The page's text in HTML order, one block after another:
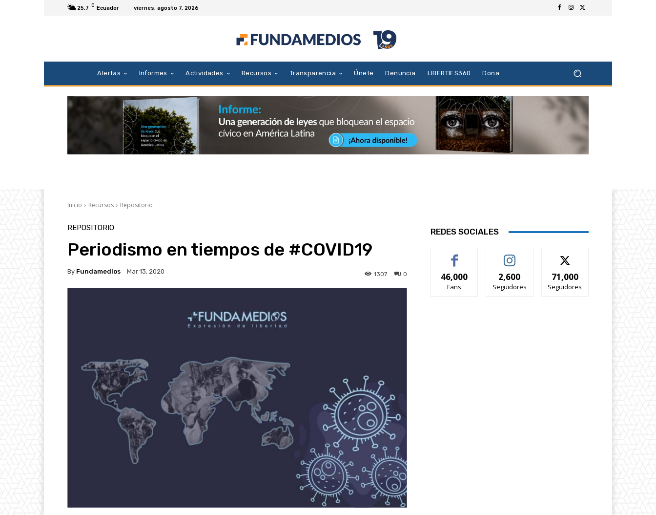
25.7 C Ecuador viernes, agosto 7, 2026
Alertas Informes Actividades Recursos Transparencia Únete Denuncia LIBERTIES360 Dona
Inicio Recursos Repositorio
REPOSITORIO
Periodismo en tiempos de #COVID19
By Fundamedios Mar 13, 2020 0
1307
REDES SOCIALES
46,000
Fans
2,600
Seguidores
71,000
Seguidores